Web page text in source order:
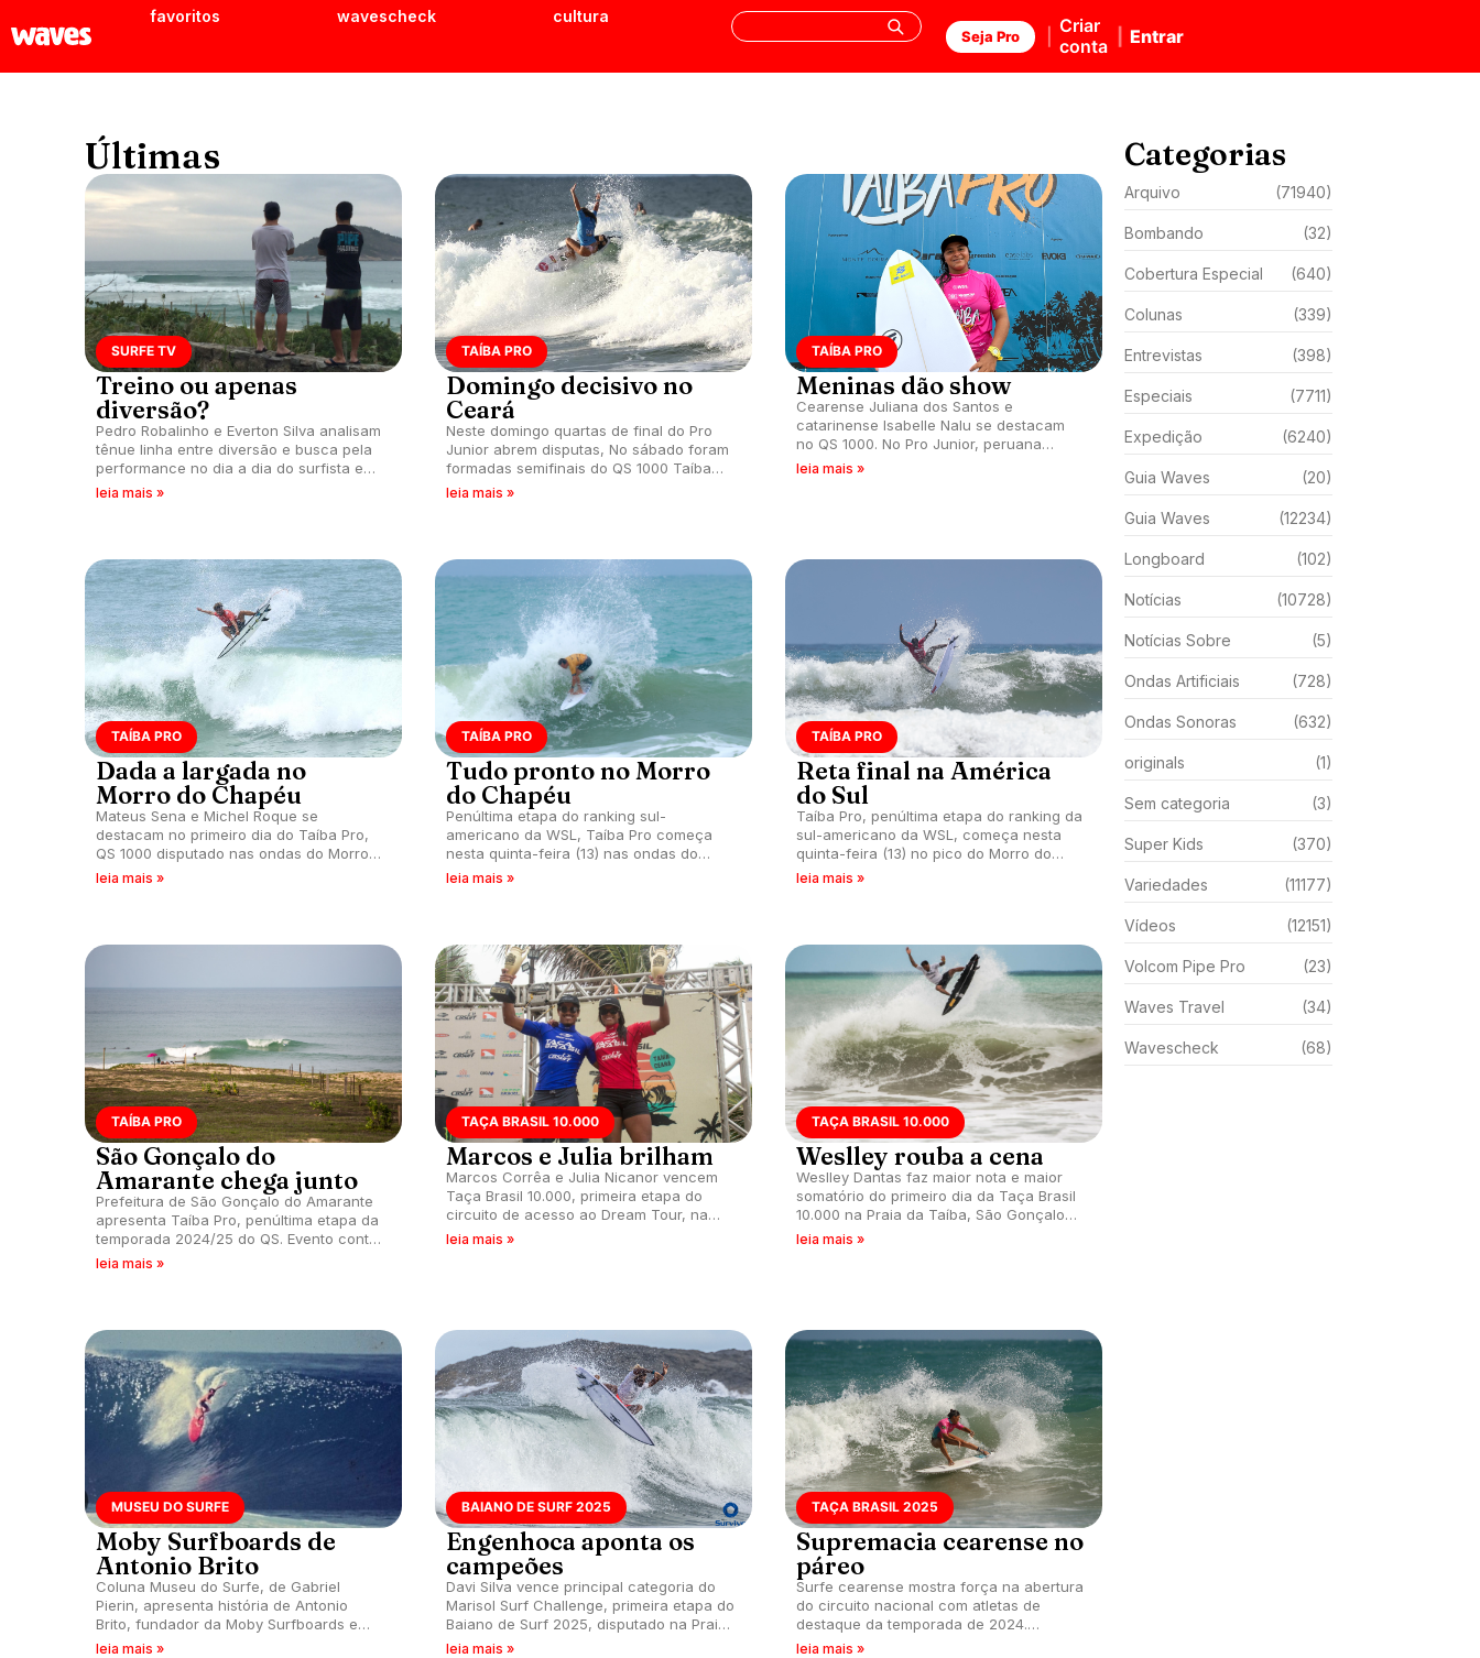
favoritos wavescheck cultura
Seja Pro
Criar
conta
Entrar
Últimas
SURFE TV
Treino ou apenas
diversão?
Pedro Robalinho e Everton Silva analisam
tênue linha entre diversão e busca pela
performance no dia a dia do surfista em
episódio do Surfe TV.
leia mais »
TAÍBA PRO
Domingo decisivo no
Ceará
Neste domingo quartas de final do Pro
Junior abrem disputas, No sábado foram
formadas semifinais do QS 1000 Taíba
Pro masculino, feminino e do Pro Junior
leia mais »
TAÍBA PRO
Meninas dão show
Cearense Juliana dos Santos e
catarinense Isabelle Nalu se destacam
no QS 1000. No Pro Junior, peruana
Camila Sanday bate os recordes do dia.
leia mais »
TAÍBA PRO
Dada a largada no
Morro do Chapéu
Mateus Sena e Michel Roque se
destacam no primeiro dia do Taíba Pro,
QS 1000 disputado nas ondas do Morro
do Chapéu, São Gonçalo do Amarante
leia mais »
TAÍBA PRO
Tudo pronto no Morro
do Chapéu
Penúltima etapa do ranking sul-
americano da WSL, Taíba Pro começa
nesta quinta-feira (13) nas ondas do
Morro do Chapéu, São Gonçalo do
leia mais »
TAÍBA PRO
Reta final na América
do Sul
Taíba Pro, penúltima etapa do ranking da
sul-americano da WSL, começa nesta
quinta-feira (13) no pico do Morro do
Chapéu, São Gonçalo do Amarante (CE).
leia mais »
TAÍBA PRO
São Gonçalo do
Amarante chega junto
Prefeitura de São Gonçalo do Amarante
apresenta Taíba Pro, penúltima etapa da
temporada 2024/25 do QS. Evento conta
também com seletiva sul-americana do
leia mais »
TAÇA BRASIL 10.000
Marcos e Julia brilham
Marcos Corrêa e Julia Nicanor vencem
Taça Brasil 10.000, primeira etapa do
circuito de acesso ao Dream Tour, na
Praia da Taíba, São Gonçalo do
leia mais »
TAÇA BRASIL 10.000
Weslley rouba a cena
Weslley Dantas faz maior nota e maior
somatório do primeiro dia da Taça Brasil
10.000 na Praia da Taíba, São Gonçalo
do Amarante (CE). Evento abre
leia mais »
MUSEU DO SURFE
Moby Surfboards de
Antonio Brito
Coluna Museu do Surfe, de Gabriel
Pierin, apresenta história de Antonio
Brito, fundador da Moby Surfboards e
pioneiro do surfe em São Paulo.
leia mais »
BAIANO DE SURF 2025
Engenhoca aponta os
campeões
Davi Silva vence principal categoria do
Marisol Surf Challenge, primeira etapa do
Baiano de Surf 2025, disputado na Praia
da Engenhoca, Itacaré (BA). Confira
leia mais »
TAÇA BRASIL 2025
Supremacia cearense no
páreo
Surfe cearense mostra força na abertura
do circuito nacional com atletas de
destaque da temporada de 2024.
Primeira etapa da Taça Brasil 2025 rola
leia mais »
Categorias
Arquivo (71940)
Bombando (32)
Cobertura Especial (640)
Colunas (339)
Entrevistas (398)
Especiais (7711)
Expedição (6240)
Guia Waves (20)
Guia Waves (12234)
Longboard (102)
Notícias (10728)
Notícias Sobre (5)
Ondas Artificiais (728)
Ondas Sonoras (632)
originals (1)
Sem categoria (3)
Super Kids (370)
Variedades (11177)
Vídeos (12151)
Volcom Pipe Pro (23)
Waves Travel (34)
Wavescheck (68)